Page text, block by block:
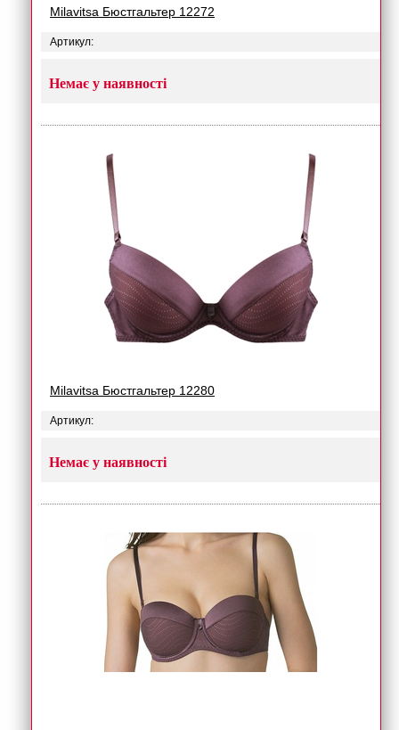
Milavitsa Бюстгальтер 12272
Артикул:
Немає у наявності
Milavitsa Бюстгальтер 12280
Артикул:
Немає у наявності